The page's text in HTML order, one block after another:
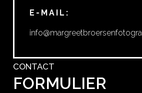
E-MAIL:
CONTACT
FORMULIER